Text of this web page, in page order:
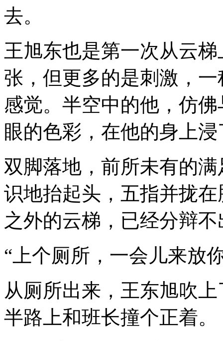
去。
王旭东也是第一次从云
张，但更多的是刺激，
感觉。半空中的他，仿
眼的色彩，在他的身上
双脚落地，前所未有的
识地抬起头，五指并拢
之外的云梯，已经分辩
“上个厕所，一会儿来放
从厕所出来，王东旭吹
半路上和班长撞个正着。